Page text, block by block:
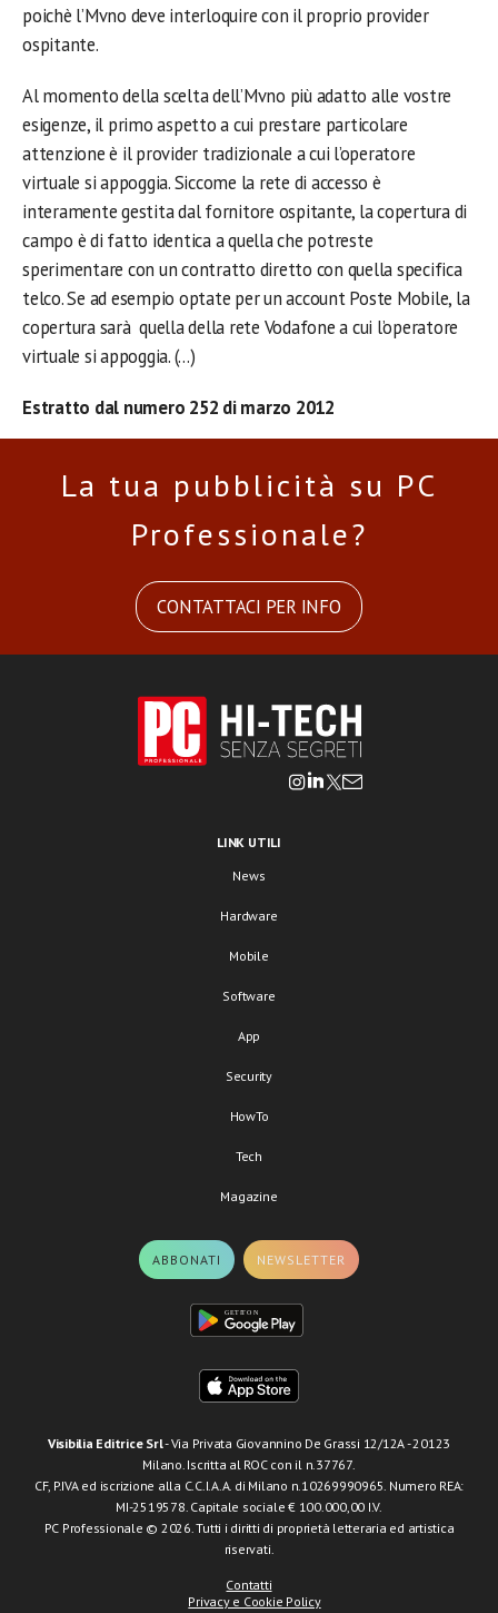
poichè l’Mvno deve interloquire con il proprio provider
ospitante.
Al momento della scelta dell’Mvno più adatto alle vostre
esigenze, il primo aspetto a cui prestare particolare
attenzione è il provider tradizionale a cui l’operatore
virtuale si appoggia. Siccome la rete di accesso è
interamente gestita dal fornitore ospitante, la copertura di
campo è di fatto identica a quella che potreste
sperimentare con un contratto diretto con quella specifica
telco. Se ad esempio optate per un account Poste Mobile, la
copertura sarà quella della rete Vodafone a cui l’operatore
virtuale si appoggia. (…)
Estratto dal numero 252 di marzo 2012
La tua pubblicità su PC
Professionale?
CONTATTACI PER INFO
LINK UTILI
News
Hardware
Mobile
Software
App
Security
HowTo
Tech
Magazine
ABBONATI NEWSLETTER
Visibilia Editrice Srl- Via Privata Giovannino De Grassi 12/12A - 20123
Milano. Iscritta al ROC con il n.37767.
CF, P.IVA ed iscrizione alla C.C.I.A.A. di Milano n.10269990965. Numero REA:
MI-2519578. Capitale sociale € 100.000,00 I.V.
PC Professionale © 2026. Tutti i diritti di proprietà letteraria ed artistica
riservati.
Contatti
Privacy e Cookie Policy